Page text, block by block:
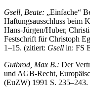
Gsell, Beate: „Einfache“
Haftungsausschluss beim
Hans-Jürgen/Huber,
Festschrift für Christoph
1–15. (zitiert: Gsell in: FS
Gutbrod, Max B.: Der
und AGB-Recht,
(EuZW) 1991 S. 235–243.